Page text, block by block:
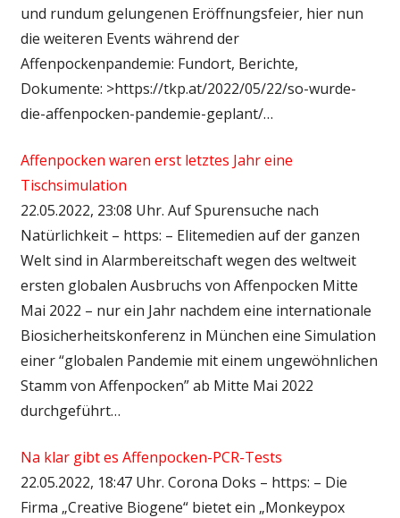
und rundum gelungenen Eröffnungsfeier, hier nun
die weiteren Events während der
Affenpockenpandemie: Fundort, Berichte,
Dokumente: >https://tkp.at/2022/05/22/so-wurde-
die-affenpocken-pandemie-geplant/…
Affenpocken waren erst letztes Jahr eine
Tischsimulation
22.05.2022, 23:08 Uhr. Auf Spurensuche nach
Natürlichkeit – https: – Elitemedien auf der ganzen
Welt sind in Alarmbereitschaft wegen des weltweit
ersten globalen Ausbruchs von Affenpocken Mitte
Mai 2022 – nur ein Jahr nachdem eine internationale
Biosicherheitskonferenz in München eine Simulation
einer “globalen Pandemie mit einem ungewöhnlichen
Stamm von Affenpocken” ab Mitte Mai 2022
durchgeführt…
Na klar gibt es Affenpocken-PCR-Tests
22.05.2022, 18:47 Uhr. Corona Doks – https: – Die
Firma „Creative Biogene“ bietet ein „Monkeypox